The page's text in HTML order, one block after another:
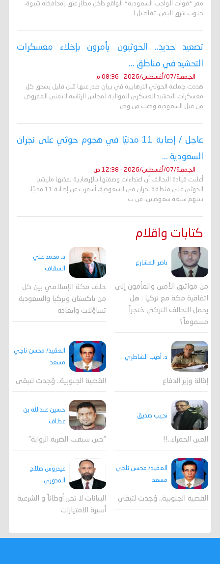
مقر *قوات الواجب السعودية* الواقع داخل مطار عتق بمحافظة شبوة،
جنوب شرق اليمن. تفاصيل ا
تصعيد جديد.. الحوثيون يأمرون بإخلاء معسكرات
التحشيد في مناطق ...
الجمعة/07/أغسطس/2026 - 08:36 م
هددت جماعة الحوثي الارهابية في بيان صدر عنها قبل قليل بسحق كل
معسكرات التحشيد العسكري الموالية لمجلس الرئاسة اليمني المفروض
من قبل السعودية ودعت من وص
عاجل / إصابة 11 مدنيًا في هجوم حوثي على نجران
السعودية ...
الجمعة/07/أغسطس/2026 - 12:38 ص
أعلنت قيادة التحالف أن اعتداءات وصفتها بالإرهابية نفذتها مليشيا
الحوثي على منطقة نجران في السعودية، أسفرت عن إصابة 11 مدنيًا،
بينهم سبعة سعوديين، من ب
كتابات واقلام
ناصر المشارع
من مواثيق الأمين والمأمون إلى
اتفاقية مكة مع تركيا : هل
يحمل التحالف التركي خنجراً
مسموماً؟
د. محمد علي
السقاف
حلف مكة الإسلامي بين كل
من باكستان وتركيا والسعودية
تساؤلات وابعاده
د. أديب الشاطري
إقالة وزير الدفاع
العقيد/ محسن ناجي
مسعد
القضية الجنوبية.. وُجدت لتبقى
نجيب صديق
العين الحمراء..!!
حسين عبدالله بن
عطاف
"حين سبقت الضربة الرواية"
العقيد/ محسن ناجي
مسعد
القضية الجنوبية.. وُجدت لتبقى
عيدروس صلاح
المدوري
البيانات لا تحرر أوطاناً و الشرعية
أسيرة الامتيازات